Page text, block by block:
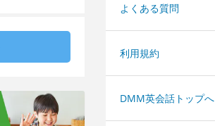
よくある質問
利用規約
DMM英会話トップへ